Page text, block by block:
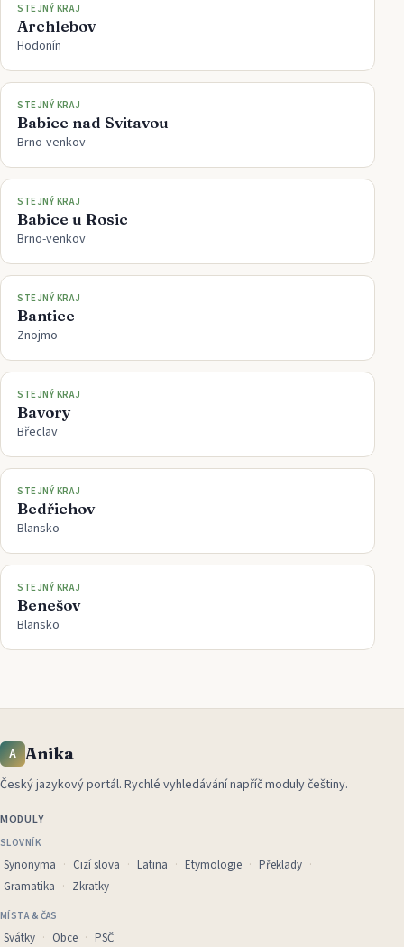
STEJNÝ KRAJ
Archlebov
Hodonín
STEJNÝ KRAJ
Babice nad Svitavou
Brno-venkov
STEJNÝ KRAJ
Babice u Rosic
Brno-venkov
STEJNÝ KRAJ
Bantice
Znojmo
STEJNÝ KRAJ
Bavory
Břeclav
STEJNÝ KRAJ
Bedřichov
Blansko
STEJNÝ KRAJ
Benešov
Blansko
A Anika
Český jazykový portál. Rychlé vyhledávání napříč moduly češtiny.
MODULY
SLOVNÍK
Synonyma Cizí slova Latina Etymologie
Překlady
Gramatika
Zkratky
MÍSTA & ČAS
Svátky Obce PSČ